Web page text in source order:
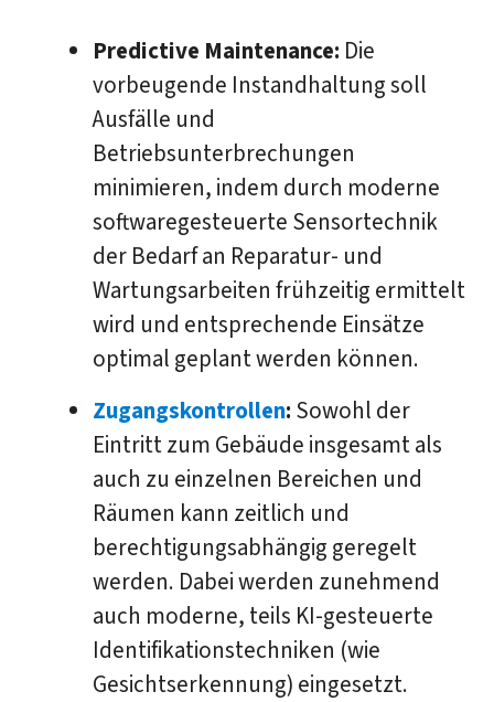
Predictive Maintenance: Die
vorbeugende Instandhaltung soll
Ausfälle und
Betriebsunterbrechungen
minimieren, indem durch moderne
softwaregesteuerte Sensortechnik
der Bedarf an Reparatur- und
Wartungsarbeiten frühzeitig ermittelt
wird und entsprechende Einsätze
optimal geplant werden können.
Zugangskontrollen: Sowohl der
Eintritt zum Gebäude insgesamt als
auch zu einzelnen Bereichen und
Räumen kann zeitlich und
berechtigungsabhängig geregelt
werden. Dabei werden zunehmend
auch moderne, teils KI-gesteuerte
Identifikationstechniken (wie
Gesichtserkennung) eingesetzt.